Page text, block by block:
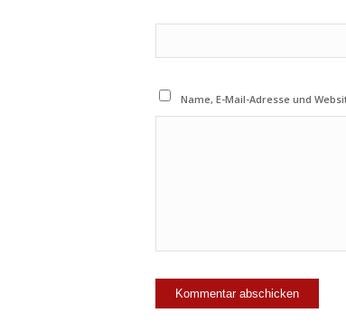
Name, E-Mail-Adresse und